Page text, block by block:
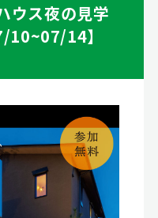
ス夜の見学
14】